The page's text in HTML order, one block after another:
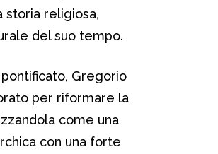
storia religiosa,
del suo tempo.
Gregorio
per riformare la
come una
con una forte